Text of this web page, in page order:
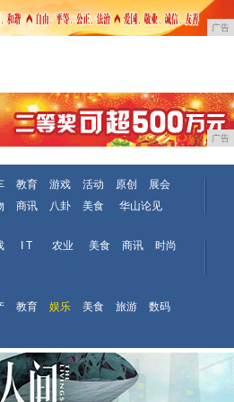
广告
广告
教育 游戏 活动 原创
展会
商讯 八卦 美食 华山论见
I T 农业 美食 商讯
时尚
教育 娱乐 美食 旅游
数码